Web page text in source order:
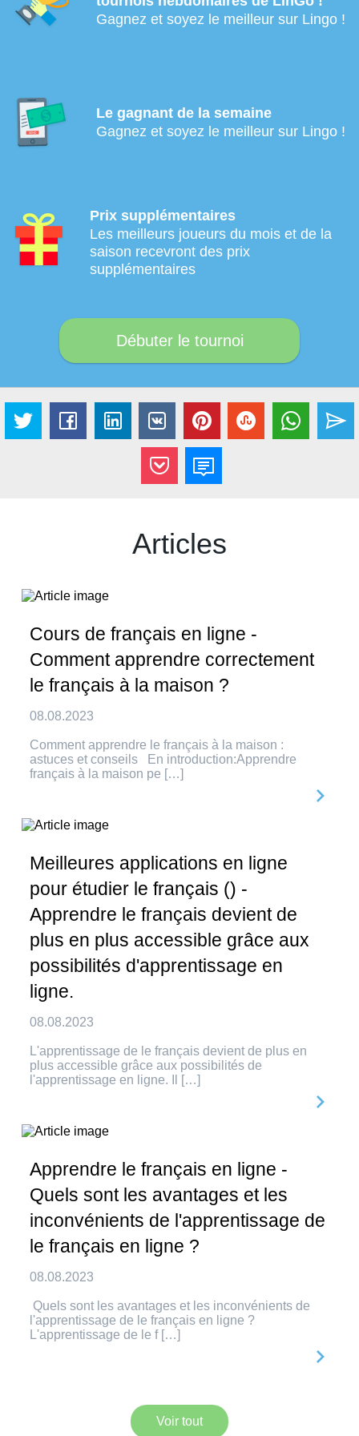
Gagnez et soyez le meilleur sur Lingo !
Le gagnant de la semaine
Gagnez et soyez le meilleur sur Lingo !
Prix supplémentaires
Les meilleurs joueurs du mois et de la
saison recevront des prix
supplémentaires
Débuter le tournoi
Articles
Cours de français en ligne -
Comment apprendre correctement
le français à la maison ?
08.08.2023
Comment apprendre le français à la maison :
astuces et conseils En introduction:Apprendre
français à la maison pe […]
Meilleures applications en ligne
pour étudier le français () -
Apprendre le français devient de
plus en plus accessible grâce aux
possibilités d'apprentissage en
ligne.
08.08.2023
L'apprentissage de le français devient de plus en
plus accessible grâce aux possibilités de
l'apprentissage en ligne. Il […]
Apprendre le français en ligne -
Quels sont les avantages et les
inconvénients de l'apprentissage de
le français en ligne ?
08.08.2023
Quels sont les avantages et les inconvénients de
l'apprentissage de le français en ligne ?
L'apprentissage de le f […]
Voir tout